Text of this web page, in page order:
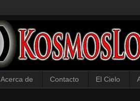
Acerca de Contacto El Cielo